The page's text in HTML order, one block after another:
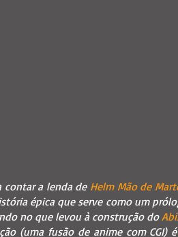
contar a lenda de Helm Mão de
épica que serve como um
no que levou à construção do
(uma fusão de anime com CGI) é